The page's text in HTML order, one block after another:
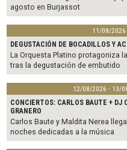
agosto en Burjassot
11/08/2026
DEGUSTACIÓN DE BOCADILLOS Y
La Orquesta Platino protagoniza
tras la degustación de embutido
12/08/2026 - 13/
CONCIERTOS: CARLOS BAUTE + DJ
GRANERO
Carlos Baute y Maldita Nerea
noches dedicadas a la música